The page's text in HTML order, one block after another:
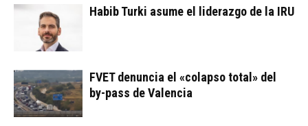
Habib Turki asume el liderazgo de la IRU
FVET denuncia el «colapso total» del
by-pass de Valencia